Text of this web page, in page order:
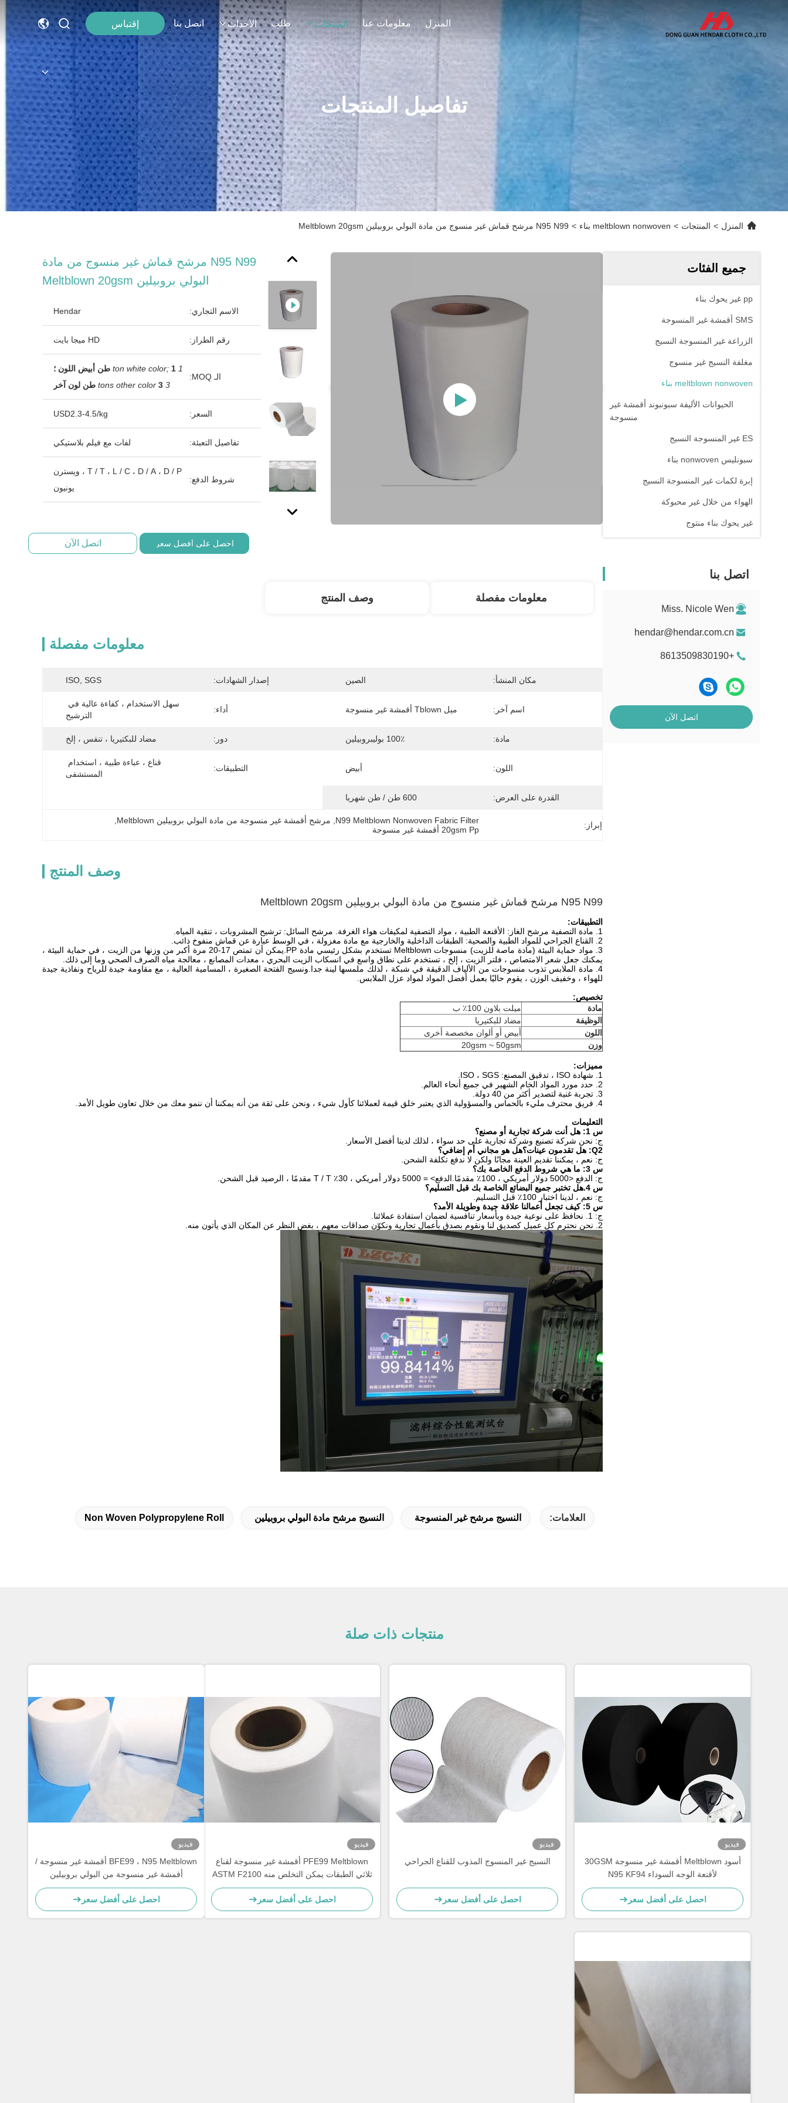
المنزل معلومات عنا المنتجات طلب الأحداث اتصل بنا إقتباس
تفاصيل المنتجات
المنزل > المنتجات > meltblown nonwoven بناء > N95 N99 مرشح قماش غير منسوج من مادة البولي بروبيلين Meltblown 20gsm
جميع الفئات
pp غير يحوك بناء
SMS أقمشة غير المنسوجة
الزراعة غير المنسوجة النسيج
مغلفة النسيج غير منسوج
meltblown nonwoven بناء
الحيوانات الأليفة سبونبوند أقمشة غير
منسوجة
ES غير المنسوجة النسيج
سبونليس nonwoven بناء
إبرة لكمات غير المنسوجة النسيج
الهواء من خلال غير محبوكة
غير يحوك بناء منتوج
اتصل بنا
Miss. Nicole Wen
hendar@hendar.com.cn
+8613509830190
اتصل الآن
N95 N99 مرشح قماش غير منسوج من مادة
البولي بروبيلين Meltblown 20gsm
الاسم التجاري: Hendar
رقم الطراز: HD ميجا بايت
الـ MOQ:
1 ton white color; 1 طن أبيض اللون ؛
3 tons other color 3 طن لون آخر
السعر: USD2.3-4.5/kg
تفاصيل التعبئة: لفات مع فيلم بلاستيكي
شروط الدفع:
T / T ، L / C ، D / A ، D / P ، ويسترن
يونيون
احصل على أفضل سعر اتصل الآن
معلومات مفصلة وصف المنتج
معلومات مفصلة
مكان المنشأ: الصين إصدار الشهادات: ISO, SGS
اسم آخر: ميل Tblown أقمشة غير منسوجة أداء:
الترشيح
مادة: 100٪ بوليبروبيلين دور: مضاد للبكتيريا ، تنفس ، إلخ
اللون: أبيض التطبيقات:
المستشفى
القدرة على العرض: 600 طن / طن شهريا
إبراز: N99 Meltblown Nonwoven Fabric Filter مرشح أقمشة غير منسوجة من مادة البولي بروبيلين Meltblown
20gsm Pp أقمشة غير منسوجة
وصف المنتج
N95 N99 مرشح قماش غير منسوج من مادة البولي بروبيلين Meltblown 20gsm
التطبيقات:
1. مادة التصفية مرشح الغاز: الأقنعة الطبية ، مواد التصفية لمكيفات هواء الغرفة. مرشح السائل: ترشيح المشروبات ، تنقية المياه.
2. القناع الجراحي للمواد الطبية والصحية: الطبقات الداخلية والخارجية مع مادة مغزولة ، في الوسط عبارة عن قماش منفوخ ذائب.
3. مواد حماية البيئة (مادة ماصة للزيت) منسوجات Meltblown تستخدم بشكل رئيسي مادة PP.يمكن أن تمتص 17-20 مرة أكبر من وزنها من الزيت ، في حماية البيئة ،
يمكنك جعل شعر الامتصاص ، فلتر الزيت ، إلخ ، تستخدم على نطاق واسع في انسكاب الزيت البحري ، معدات المصانع ، معالجة مياه الصرف الصحي وما إلى ذلك.
4. مادة الملابس تذوب منسوجات من الألياف الدقيقة في شبكة ، لذلك ملمسها لينة جدا.ونسيج الفتحة الصغيرة ، المسامية العالية ، مع مقاومة جيدة للرياح ونفاذية جيدة
للهواء ، وخفيف الوزن ، يقوم حاليًا بعمل أفضل المواد لمواد عزل الملابس.
تخصيص:
مادة
ميلت بلاون 100٪ ب
الوظيفة
مضاد للبكتيريا
اللون
أبيض أو ألوان مخصصة أخرى
وزن
20gsm ~ 50gsm
مميزات:
1. شهادة ISO ، تدقيق المصنع: ISO ، SGS
2. حدد مورد المواد الخام الشهير في جميع أنحاء العالم.
3. تجربة غنية لتصدير أكثر من 40 دولة.
4. فريق محترف مليء بالحماس والمسؤولية الذي يعتبر خلق قيمة لعملائنا كأول شيء ، ونحن على ثقة من أنه يمكننا أن ننمو معك من خلال تعاون طويل الأمد.
التعليمات
س 1: هل أنت شركة تجارية أو مصنع؟
ج: نحن شركة تصنيع وشركة تجارية على حد سواء ، لذلك لدينا أفضل الأسعار.
Q2: هل تقدمون عينات؟هل هو مجاني أم إضافي؟
ج: نعم ، يمكننا تقديم العينة مجانًا ولكن لا ندفع تكلفة الشحن.
س 3: ما هي شروط الدفع الخاصة بك؟
ج: الدفع <5000 دولار أمريكي ، 100٪ مقدمًا.الدفع> = 5000 دولار أمريكي ، 30٪ T / T مقدمًا ، الرصيد قبل الشحن.
س 4.هل تختبر جميع البضائع الخاصة بك قبل التسليم؟
ج: نعم ، لدينا اختبار 100٪ قبل التسليم.
س 5: كيف تجعل أعمالنا علاقة جيدة وطويلة الأمد؟
ج: 1. نحافظ على نوعية جيدة وبأسعار تنافسية لضمان استفادة عملائنا.
2. نحن نحترم كل عميل كصديق لنا ونقوم بصدق بأعمال تجارية ونكوّن صداقات معهم ، بغض النظر عن المكان الذي يأتون منه.
العلامات: النسيج مرشح غير المنسوجة النسيج مرشح مادة البولي بروبيلين Non Woven Polypropylene Roll
منتجات ذات صلة
فيديو
أسود Meltblown أقمشة غير منسوجة 30GSM
لأقنعة الوجه السوداء N95 KF94
احصل على أفضل سعر
فيديو
النسيج غير المنسوج المذوب للقناع الجراحي
احصل على أفضل سعر
فيديو
PFE99 Meltblown أقمشة غير منسوجة لقناع
ثلاثي الطبقات يمكن التخلص منه ASTM F2100
المستوى 3
احصل على أفضل سعر
فيديو
BFE99 ، N95 Meltblown أقمشة غير منسوجة /
أقمشة غير منسوجة من البولي بروبيلين
احصل على أفضل سعر